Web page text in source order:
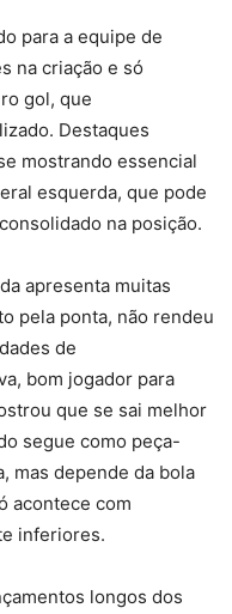
para a equipe de
na criação e só
gol, que
Destaques
mostrando essencial
esquerda, que pode
na posição.
apresenta muitas
pela ponta, não rendeu
de
bom jogador para
que se sai melhor
segue como peça-
mas depende da bola
acontece com
inferiores.
longos dos